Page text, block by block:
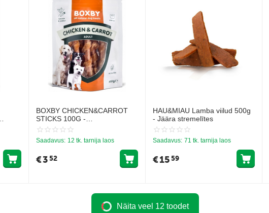
BOXBY CHICKEN&CARROT
STICKS 100G -
TÄISKASVANUD KOERTELE
(KANA JA PORGAND)
Saadavus: 12 tk. tarnija laos
€352
HAU&MIAU Lamba viilud 500g
- Jäära stremelītes
Saadavus: 71 tk. tarnija laos
€1559
Näita veel 12 toodet